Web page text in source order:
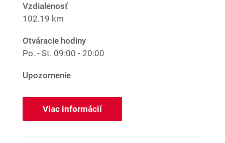
Vzdialenosť
102.19 km
Otváracie hodiny
Po. - St. 09:00 - 20:00
Upozornenie
Viac informácií